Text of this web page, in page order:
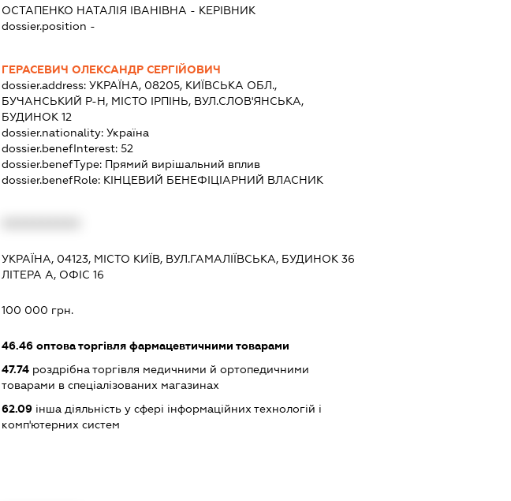
ОСТАПЕНКО НАТАЛІЯ ІВАНІВНА - КЕРІВНИК
dossier.position -
ГЕРАСЕВИЧ ОЛЕКСАНДР СЕРГІЙОВИЧ
dossier.address:УКРАЇНА, 08205, КИЇВСЬКА ОБЛ.,
БУЧАНСЬКИЙ Р-Н, МІСТО ІРПІНЬ, ВУЛ.СЛОВ'ЯНСЬКА,
БУДИНОК 12
dossier.nationality:Україна
dossier.benefInterest:52
dossier.benefType: Прямий вирішальний вплив
dossier.benefRole: КІНЦЕВИЙ БЕНЕФІЦІАРНИЙ ВЛАСНИК
УКРАЇНА, 04123, МІСТО КИЇВ, ВУЛ.ГАМАЛІЇВСЬКА, БУДИНОК 36
ЛІТЕРА А, ОФІС 16
100 000 грн.
46.46 оптова торгівля фармацевтичними товарами
47.74 роздрібна торгівля медичними й ортопедичними
товарами в спеціалізованих магазинах
62.09 інша діяльність у сфері інформаційних технологій і
комп'ютерних систем